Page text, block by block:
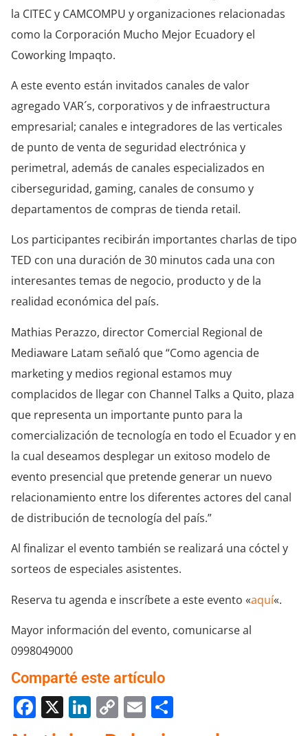
la CITEC y CAMCOMPU y organizaciones relacionadas
como la Corporación Mucho Mejor Ecuadory el
Coworking Impaqto.
A este evento están invitados canales de valor
agregado VAR´s, corporativos y de infraestructura
empresarial; canales e integradores de las verticales
de punto de venta de seguridad electrónica y
perimetral, además de canales especializados en
ciberseguridad, gaming, canales de consumo y
departamentos de compras de tienda retail.
Los participantes recibirán importantes charlas de tipo
TED con una duración de 30 minutos cada una con
interesantes temas de negocio, producto y de la
realidad económica del país.
Mathias Perazzo, director Comercial Regional de
Mediaware Latam señaló que “Como agencia de
marketing y medios regional estamos muy
complacidos de llegar con Channel Talks a Quito, plaza
que representa un importante punto para la
comercialización de tecnología en todo el Ecuador y en
la cual deseamos desplegar un exitoso modelo de
evento presencial que pretende generar un nuevo
relacionamiento entre los diferentes actores del canal
de distribución de tecnología del país.”
Al finalizar el evento también se realizará una cóctel y
sorteos de especiales asistentes.
Reserva tu agenda e inscríbete a este evento «aquí«.
Mayor información del evento, comunicarse al
0998049000
Comparté este artículo
Facebook
X LinkedIn
Copy
Link
Email